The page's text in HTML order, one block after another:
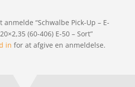
“Schwalbe Pick-Up – E-
(60-406) E-50 – Sort”
in for at afgive en anmeldelse.